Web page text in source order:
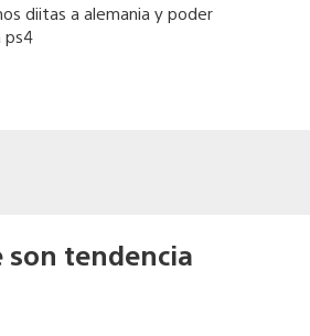
diitas a alemania y poder
ps4
son tendencia